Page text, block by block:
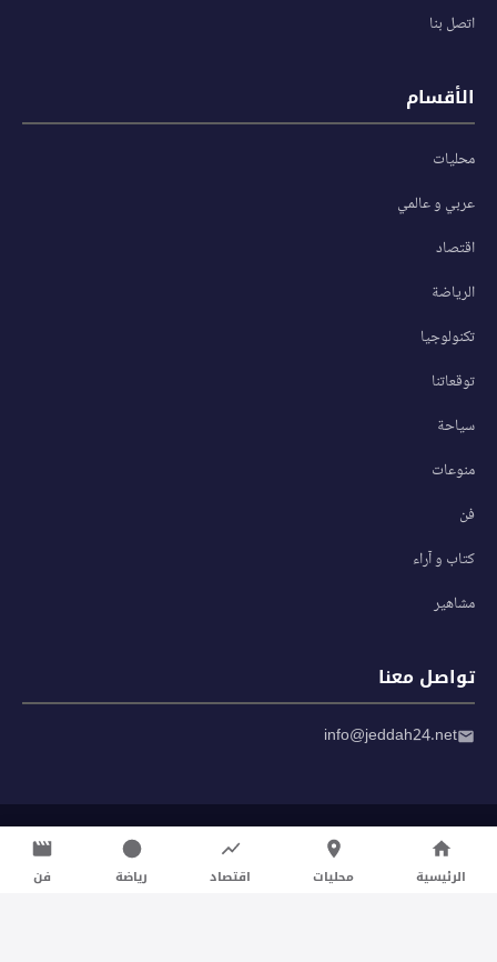
اتصل بنا
الأقسام
محليات
عربي و عالمي
اقتصاد
الرياضة
تكنولوجيا
توقعاتنا
سياحة
منوعات
فن
كتاب و آراء
مشاهير
تواصل معنا
info@jeddah24.net
سياسة الخصوصية
شروط الاستخدام
الرئيسية محليات اقتصاد رياضة فن